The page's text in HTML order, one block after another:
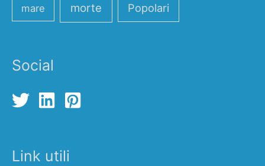
mare morte Popolari
Social
Link utili